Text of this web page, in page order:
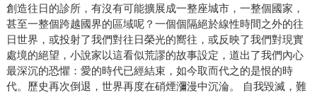
創造往日的診所，有沒有可能擴展成一整座城市，一整個國家，
甚至一整個跨越國界的區域呢？一個個隔絕於線性時間之外的往
日世界，或投射了我們對往日榮光的嚮往，或反映了我們對現實
處境的絕望，小說家以這看似荒謬的故事設定，道出了我們內心
最深沉的恐懼：愛的時代已經結束，如今取而代之的是恨的時
代。歷史再次倒退，世界再度在硝煙瀰漫中沉淪。 自我毀滅，難